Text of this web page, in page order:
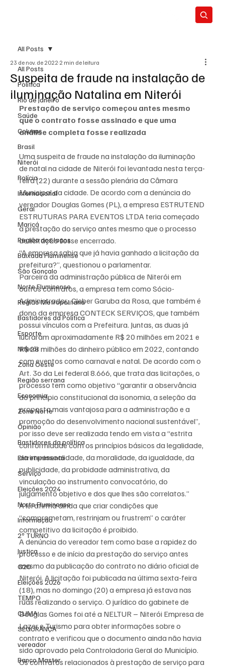
All Posts
Política
Rio de Janeiro
Saúde
Colunas
Brasil
Niterói
Polícia
Internacional
Geral
Maricá
Região dos lagos
Baixada Fluminense
São Gonçalo
Norte Fluminense
Região Metropolitana
Bastidores da Política
Esporte
Niterói
Zona Oeste
Região serrana
Economia
Zona Norte
Opinião
Bastidores da política
Entretenimento
Serviço
Eleições 2024
Norte Fluminense
Informação
2º TURNO
Justiça
G20
Eleições 2026
TEMPO
CLIMA
SEGURANÇA
vereador
Banco Master
All Posts
Suspeita de fraude na instalação de
iluminação Natalina em Niterói
23 de nov. de 2022 2 min de leitura
Prestação de serviço começou antes mesmo
que o contrato fosse assinado e que uma
análise completa fosse realizada
Uma suspeita de fraude na instalação da iluminação
de natal na cidade de Niterói foi levantada nesta terça-
feira (22) durante a sessão plenária da Câmara
Municipal da cidade. De acordo com a denúncia do
vereador Douglas Gomes (PL), a empresa ESTRUTEND
ESTRUTURAS PARA EVENTOS LTDA teria começado
a prestação do serviço antes mesmo que o processo
de licitação fosse encerrado.
“A empresa sabia que já havia ganhado a licitação da
prefeitura?”, questionou o parlamentar.
Parceira da administração pública de Niterói em
outros contratos, a empresa tem como Sócio-
Administrador,  Cleber Garuba da Rosa, que também é
dono da empresa CONTECK SERVIÇOS, que também
possui vínculos com a Prefeitura. Juntas, as duas já
lucraram aproximadamente R$ 20 milhões em 2021 e
R$ 28 milhões do dinheiro público em 2022, contando
com eventos como carnaval e natal. De acordo com o
Art. 3o da Lei federal 8.666, que trata das licitações, o
processo tem como objetivo “garantir a observância
do princípio constitucional da isonomia, a seleção da
proposta mais vantajosa para a administração e a
promoção do desenvolvimento nacional sustentável”,
por isso deve ser realizada tendo em vista a “estrita
conformidade com os princípios básicos da legalidade,
da impessoalidade, da moralidade, da igualdade, da
publicidade, da probidade administrativa, da
vinculação ao instrumento convocatório, do
julgamento objetivo e dos que lhes são correlatos.”
A lei afirma ainda que criar condições que
“comprometam, restrinjam ou frustrem” o caráter
competitivo da licitação é proibido.
A denúncia do vereador tem como base a rapidez do
processo e de início da prestação do serviço antes
mesmo da publicação do contrato no diário oficial de
Niterói. A licitação foi publicada na última sexta-feira
(18), mas no domingo (20) a empresa já estava nas
ruas realizando o serviço. O jurídico do gabinete de
Douglas Gomes foi até a NELTUR – Niterói Empresa de
Lazer e Turismo para obter informações sobre o
contrato e verificou que o documento ainda não havia
sido aprovado pela Controladoria Geral do Município.
Os contratos relacionados à prestação de serviço para